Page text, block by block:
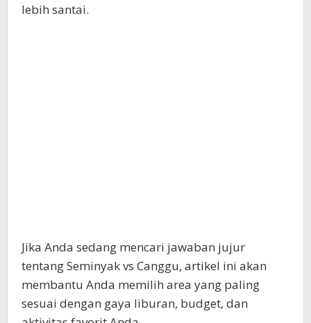
lebih santai.
Jika Anda sedang mencari jawaban jujur
tentang Seminyak vs Canggu, artikel ini akan
membantu Anda memilih area yang paling
sesuai dengan gaya liburan, budget, dan